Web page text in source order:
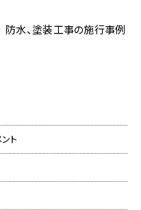
水、塗装工事の施行事例
ト